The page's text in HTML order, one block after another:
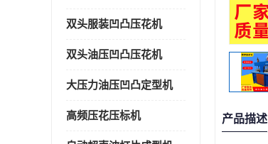
双头服装凹凸压花机
双头油压凹凸压花机
大压力油压凹凸定型机
高频压花压标机 产品描述